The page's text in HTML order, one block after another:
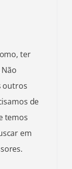
ter
outros
de
temos
em